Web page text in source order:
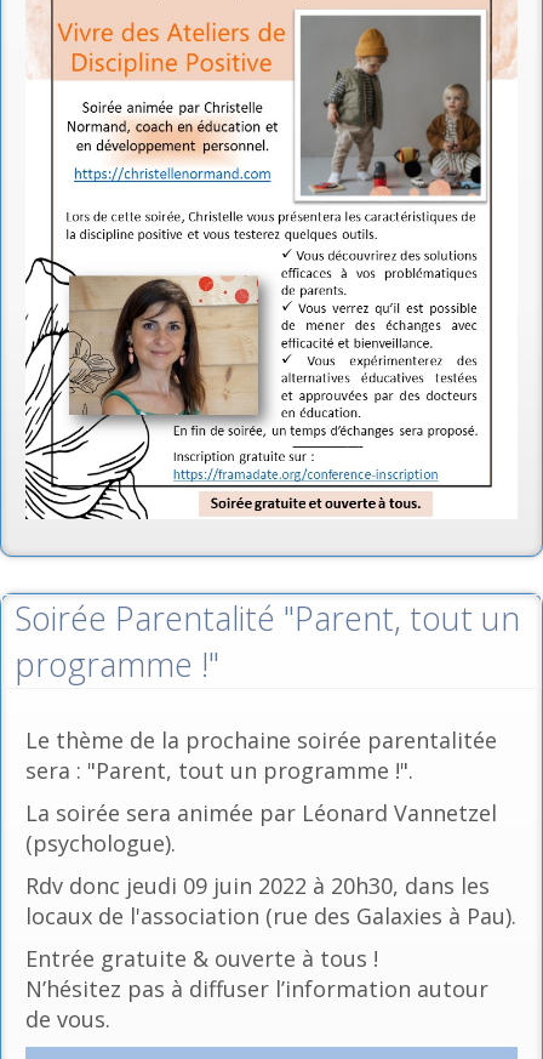
Soirée Parentalité "Parent, tout un
programme !"
Le thème de la prochaine soirée parentalitée
sera : "Parent, tout un programme !".
La soirée sera animée par Léonard Vannetzel
(psychologue).
Rdv donc jeudi 09 juin 2022 à 20h30, dans les
locaux de l'association (rue des Galaxies à Pau).
Entrée gratuite & ouverte à tous !
N’hésitez pas à diffuser l’information autour
de vous.